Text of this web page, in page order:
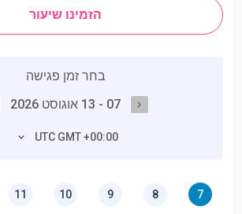
הזמינו שיעור
בחר זמן פגישה
07 - 13 אוגוסט 2026
UTC GMT +00:00
7
8
9
10
11